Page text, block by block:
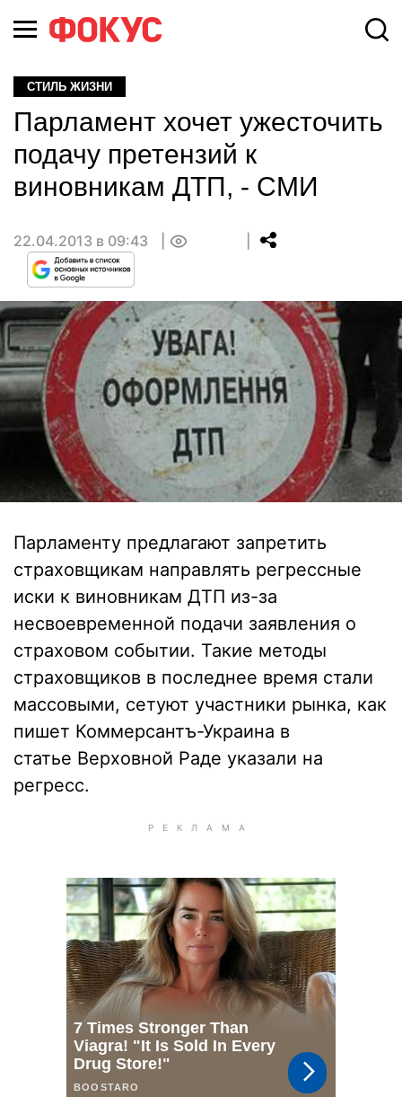
СТИЛЬ ЖИЗНИ
Парламент хочет ужесточить
подачу претензий к
виновникам ДТП, - СМИ
22.04.2013 в 09:43
Парламенту предлагают запретить
страховщикам направлять регрессные
иски к виновникам ДТП из-за
несвоевременной подачи заявления о
страховом событии. Такие методы
страховщиков в последнее время стали
массовыми, сетуют участники рынка, как
пишет Коммерсантъ-Украина в
статье Верховной Раде указали на
регресс.